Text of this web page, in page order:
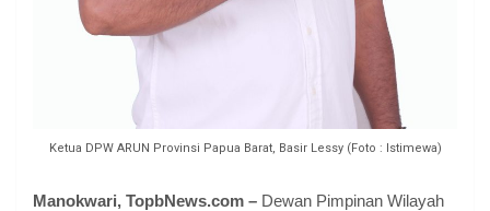
Ketua DPW ARUN Provinsi Papua Barat, Basir Lessy (Foto : Istimewa)
Manokwari, TopbNews.com – Dewan Pimpinan Wilayah